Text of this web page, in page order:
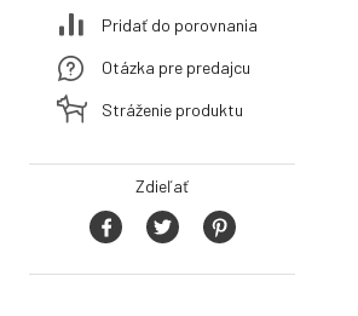
Pridať do porovnania
Otázka pre predajcu
Stráženie produktu
Zdieľať